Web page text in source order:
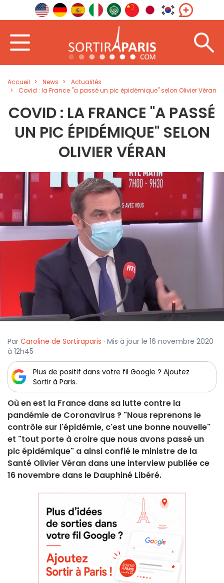
Accueil News
Actualités
Covid : la France "a passé un pic épidémique" selon Olivier Véran
COVID : LA FRANCE "A PASSÉ
UN PIC ÉPIDÉMIQUE" SELON
OLIVIER VÉRAN
Par Caroline de Sortiraparis · Mis à jour le 16 novembre 2020
à 12h45
Plus de positif dans votre fil Google ? Ajoutez
Sortir à Paris.
Où en est la France dans sa lutte contre la
pandémie de Coronavirus ? "Nous reprenons le
contrôle sur l'épidémie, c'est une bonne nouvelle"
et "tout porte à croire que nous avons passé un
pic épidémique" a ainsi confié le ministre de la
Santé Olivier Véran dans une interview publiée ce
16 novembre dans le Dauphiné Libéré.